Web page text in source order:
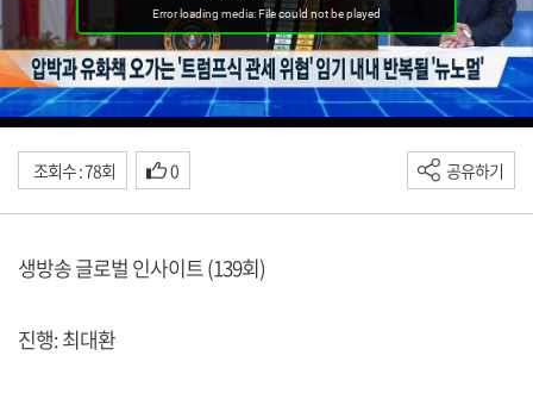
조회수 : 78회 0 공유하기
생방송 글로벌 인사이트 (139회)
진행: 최대환